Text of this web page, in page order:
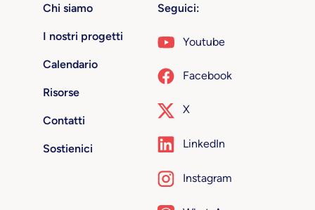
Chi siamo
I nostri progetti
Calendario
Risorse
Contatti
Sostienici
Seguici:
Youtube
Facebook
X
LinkedIn
Instagram